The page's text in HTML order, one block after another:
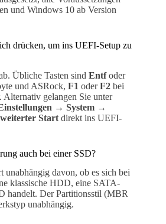
und Windows 10 ab Version
drücken, um ins UEFI-Setup zu
Übliche Tasten sind Entfoder
und ASRock, F1 oderF2 bei
Alternativ gelangen Sie unter
→ System →
Start direkt ins UEFI-
auch bei einer SSD?
davon, ob es sich bei
klassische HDD, eine SATA-
handelt. Der Partitionsstil (MBR
unabhängig.